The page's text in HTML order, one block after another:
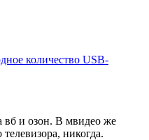
количество USB-
вб и озон. В мвидео же
никогда.